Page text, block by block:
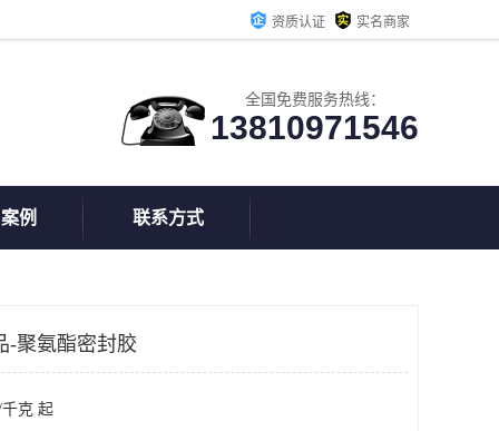
资质认证 实名商家
全国免费服务热线：
13810971546
例 联系方式
-聚氨酯密封胶
克 起